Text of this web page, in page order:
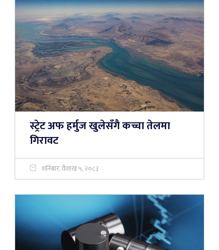
स्ट्रेट अफ हर्मुज खुलेसँगै कच्चा तेलमा
गिरावट
शनिबार, वैशाख ५, २०८३